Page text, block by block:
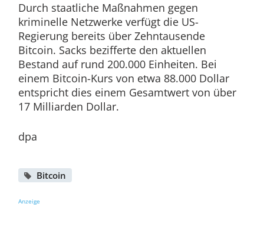
Durch staatliche Maßnahmen gegen
kriminelle Netzwerke verfügt die US-
Regierung bereits über Zehntausende
Bitcoin. Sacks bezifferte den aktuellen
Bestand auf rund 200.000 Einheiten. Bei
einem Bitcoin-Kurs von etwa 88.000 Dollar
entspricht dies einem Gesamtwert von über
17 Milliarden Dollar.
dpa
Bitcoin
Anzeige